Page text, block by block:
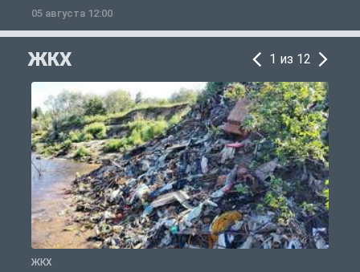
05 августа 12:00
ЖКХ 1 из 12
ЖКХ